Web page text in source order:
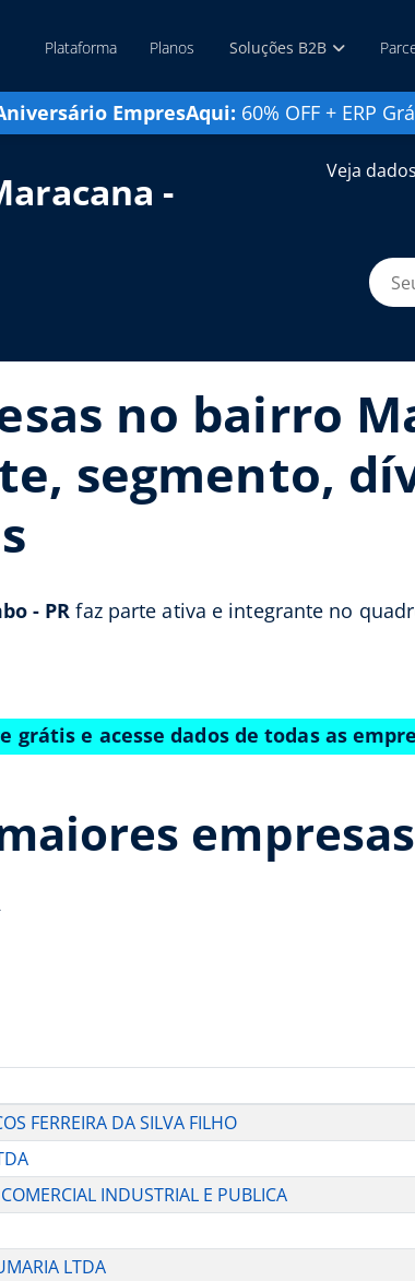
Plataforma Planos Soluções B2B
EmpresAqui: 60% OFF + ERP
-
Veja
no bairro
segmento,
- PR faz parte ativa e integrante no
grátis e acesse dados de todas as
FERREIRA DA SILVA FILHO
INDUSTRIAL E PUBLICA
LTDA